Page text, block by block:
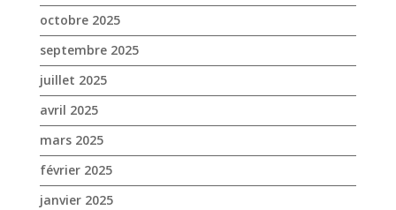
octobre 2025
septembre 2025
juillet 2025
avril 2025
mars 2025
février 2025
janvier 2025